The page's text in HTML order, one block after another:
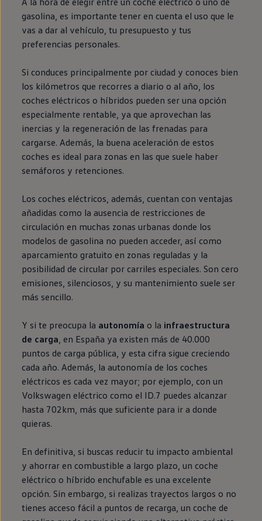
gasolina, es importante tener en cuenta el uso que le
vas a dar al vehículo, tu presupuesto y tus
preferencias personales.
Si conduces principalmente por ciudad y conoces bien
los kilómetros que recorres a diario o al año, los
coches eléctricos o híbridos pueden ser una opción
especialmente rentable, ya que aprovechan las
inercias y la regeneración de las frenadas para
cargarse. Además, la buena aceleración de estos
coches es ideal para zonas en las que suele haber
semáforos y retenciones.
Los coches eléctricos , además, cuentan con ventajas
añadidas como la ausencia de restricciones de
circulación en muchas zonas urbanas donde los
modelos de gasolina no pueden acceder, así como
aparcamiento gratuito en zonas reguladas y la
posibilidad de circular por carriles especiales. Son cero
emisiones , silenciosos, y su mantenimiento suele ser
más sencillo.
Y si te preocupa la autonomía o la infraestructura
de carga en España ya existen más de 40.000
puntos de carga pública, y esta cifra sigue creciendo
cada año. Además, la autonomía de los coches
eléctricos es cada vez mayor; por ejemplo, con un
Volkswagen eléctrico como el ID.7 puedes alcanzar
hasta 702km, más que suficiente para ir a donde
quieras.
En definitiva, si buscas reducir tu impacto ambiental
y ahorrar en combustible a largo plazo, un coche
eléctrico o híbrido enchufable es una excelente
opción. Sin embargo, si realizas trayectos largos o no
tienes acceso fácil a puntos de recarga, un coche de